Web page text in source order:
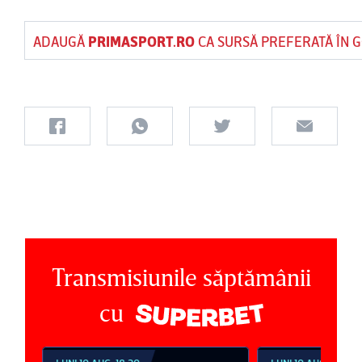
ADAUGĂ PRIMASPORT.ROCA SURSĂ PREFERATĂ ÎN
Transmisiunile săptămânii
cu